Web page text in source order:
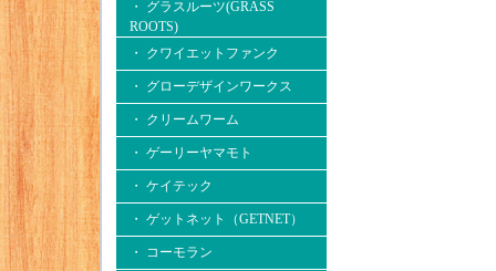
・ グラスルーツ(GRASS
ROOTS)
・ クワイエットファンク
・ グローデザインワークス
・ クリームワーム
・ ゲーリーヤマモト
・ ケイテック
・ ゲットネット（GETNET）
・ コーモラン